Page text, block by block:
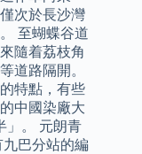
次於長沙灣
至蝴蝶谷道
隨着荔枝角
道路隔開。
特點，有些
中國染廠大
」。 元朗青
巴分站的編